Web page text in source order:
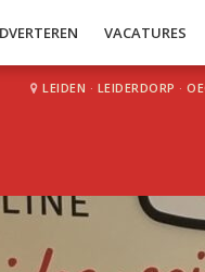
VACATURES
LEIDEN · LEIDERDORP ·